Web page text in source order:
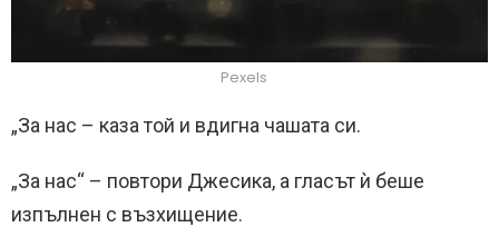
Pexels
„За нас – каза той и вдигна чашата си.
„За нас“ – повтори Джесика, а гласът ѝ беше
изпълнен с възхищение.